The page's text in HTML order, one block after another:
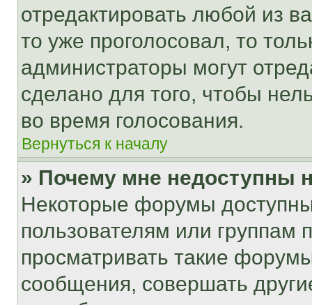
отредактировать любой из
то уже проголосовал, то
администраторы могут
сделано для того, чтобы
во время голосования.
Вернуться к началу
» Почему мне недоступны
Некоторые форумы
пользователям или группам
просматривать такие
сообщения, совершать